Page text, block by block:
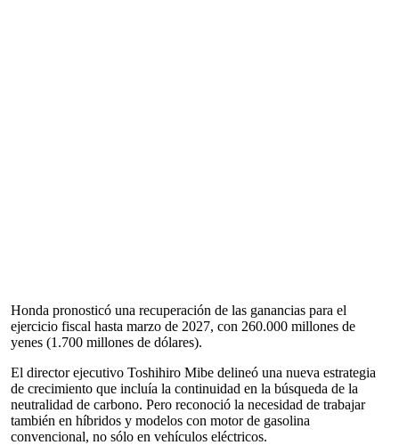
Honda pronosticó una recuperación de las ganancias para el
ejercicio fiscal hasta marzo de 2027, con 260.000 millones de
yenes (1.700 millones de dólares).
El director ejecutivo Toshihiro Mibe delineó una nueva estrategia
de crecimiento que incluía la continuidad en la búsqueda de la
neutralidad de carbono. Pero reconoció la necesidad de trabajar
también en híbridos y modelos con motor de gasolina
convencional, no sólo en vehículos eléctricos.